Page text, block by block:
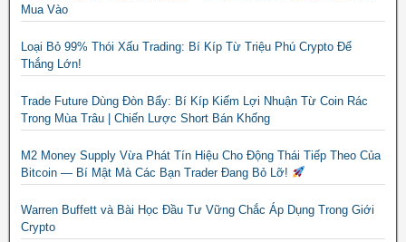
Mua Vào
Loại Bỏ 99% Thói Xấu Trading: Bí Kíp Từ Triệu Phú Crypto Để
Thắng Lớn!
Trade Future Dùng Đòn Bẩy: Bí Kíp Kiếm Lợi Nhuận Từ Coin Rác
Trong Mùa Trâu | Chiến Lược Short Bán Khống
M2 Money Supply Vừa Phát Tín Hiệu Cho Động Thái Tiếp Theo Của
Bitcoin — Bí Mật Mà Các Bạn Trader Đang Bỏ Lỡ!
Warren Buffett và Bài Học Đầu Tư Vững Chắc Áp Dụng Trong Giới
Crypto